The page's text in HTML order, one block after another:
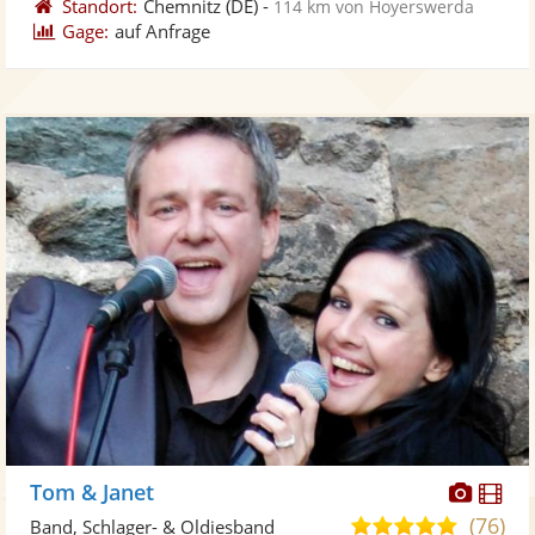
Standort: Chemnitz (DE) - 114 km von Hoyerswerda
Gage: auf Anfrage
Tom & Janet
5,0(76)
Band, Schlager- & Oldiesband